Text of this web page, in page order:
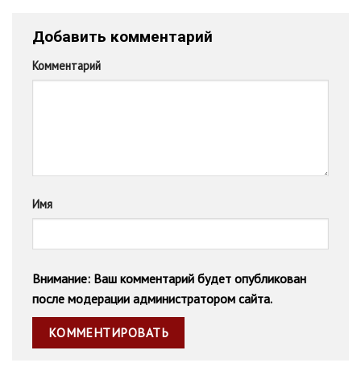
Добавить комментарий
Комментарий
Имя
Внимание: Ваш комментарий будет опубликован
после модерации администратором сайта.